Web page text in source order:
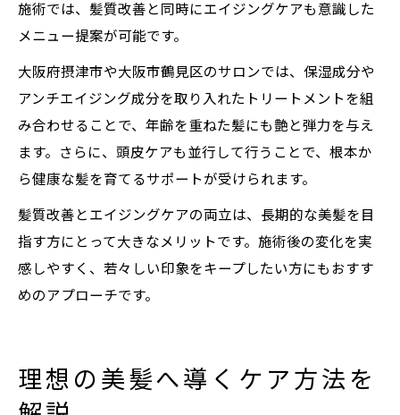
施術では、髪質改善と同時にエイジングケアも意識した
メニュー提案が可能です。
大阪府摂津市や大阪市鶴見区のサロンでは、保湿成分や
アンチエイジング成分を取り入れたトリートメントを組
み合わせることで、年齢を重ねた髪にも艶と弾力を与え
ます。さらに、頭皮ケアも並行して行うことで、根本か
ら健康な髪を育てるサポートが受けられます。
髪質改善とエイジングケアの両立は、長期的な美髪を目
指す方にとって大きなメリットです。施術後の変化を実
感しやすく、若々しい印象をキープしたい方にもおすす
めのアプローチです。
理想の美髪へ導くケア方法を